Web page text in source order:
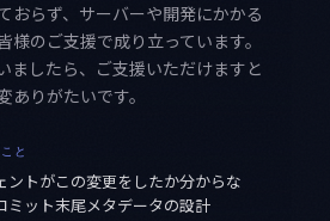
おらず、サーバーや開発にかかる
様のご支援で成り立っています。
ましたら、ご支援いただけますと
ありがたいです。
と
ントがこの変更をしたか分からな
ミット末尾メタデータの設計